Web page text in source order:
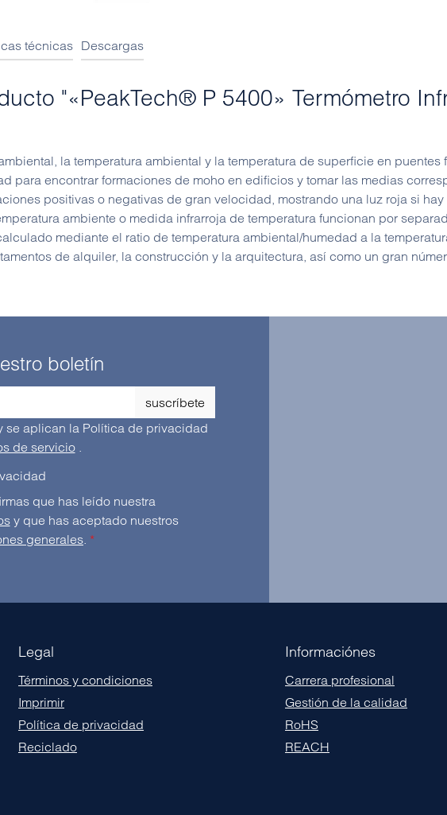
técnicas Descargas
"«PeakTech® P 5400» Termómetro
la temperatura ambiental y la temperatura de superficie en
para encontrar formaciones de moho en edificios y tomar las medias
positivas o negativas de gran velocidad, mostrando una luz roja si
ambiente o medida infrarroja de temperatura funcionan por
mediante el ratio de temperatura ambiental/humedad a la
de alquiler, la construcción y la arquitectura, así como un gran
boletín
suscríbete
se aplican la Política de privacidad
de servicio.
y que has aceptado nuestros
generales. *
Legal
Términos y condiciones
Imprimir
Política de privacidad
Reciclado
Informaciónes
Carrera profesional
Gestión de la calidad
RoHS
REACH